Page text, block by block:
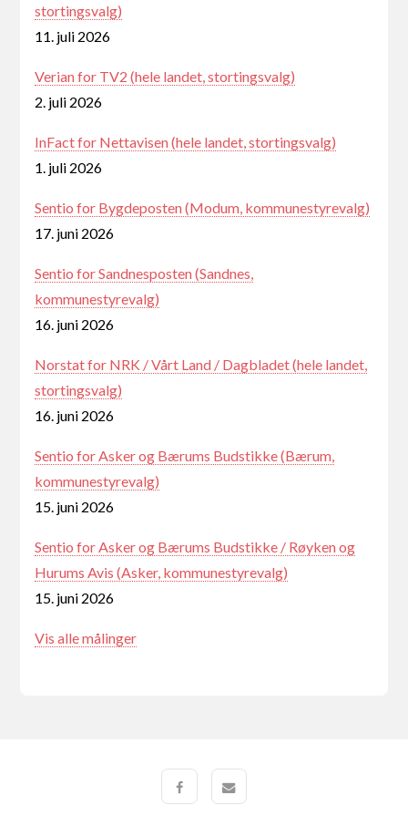
stortingsvalg)
11. juli 2026
Verian for TV2 (hele landet, stortingsvalg)
2. juli 2026
InFact for Nettavisen (hele landet, stortingsvalg)
1. juli 2026
Sentio for Bygdeposten (Modum, kommunestyrevalg)
17. juni 2026
Sentio for Sandnesposten (Sandnes,
kommunestyrevalg)
16. juni 2026
Norstat for NRK / Vårt Land / Dagbladet (hele landet,
stortingsvalg)
16. juni 2026
Sentio for Asker og Bærums Budstikke (Bærum,
kommunestyrevalg)
15. juni 2026
Sentio for Asker og Bærums Budstikke / Røyken og
Hurums Avis (Asker, kommunestyrevalg)
15. juni 2026
Vis alle målinger